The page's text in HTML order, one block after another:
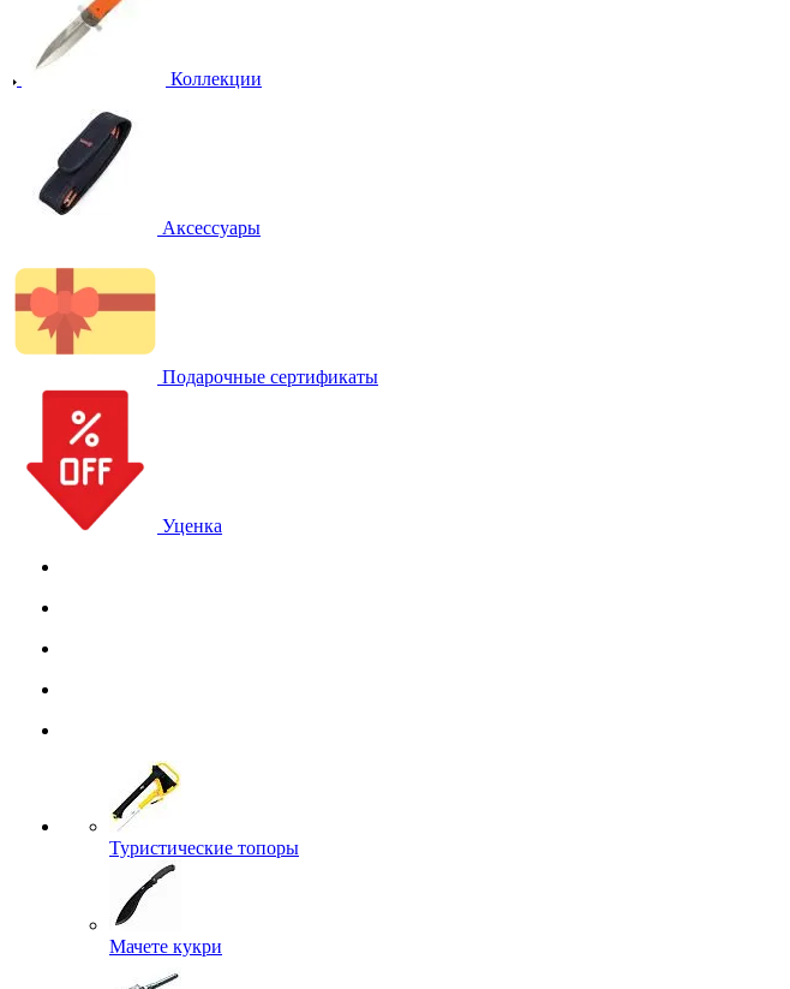
Коллекции
Аксессуары
Подарочные сертификаты
Уценка
Туристические топоры
Мачете кукри